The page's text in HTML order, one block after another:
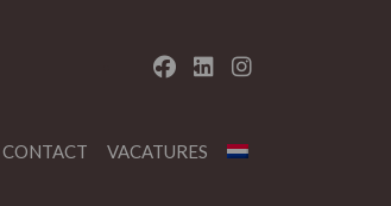
CONTACT VACATURES